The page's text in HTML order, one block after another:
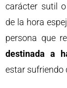
carácter sutil
de la hora
persona que
destinada a
estar sufriendo